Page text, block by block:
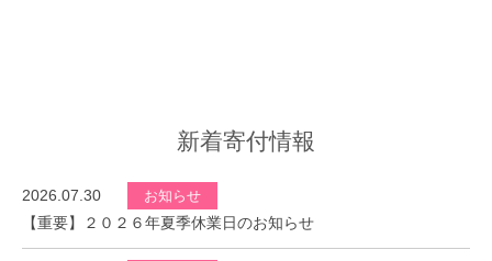
新着寄付情報
2026.07.30 お知らせ
【重要】２０２６年夏季休業日のお知らせ